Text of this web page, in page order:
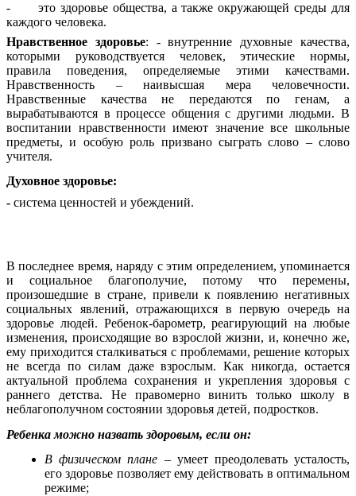
- это здоровье общества, а также окружающей среды для
каждого человека.
Нравственное здоровье: - внутренние духовные качества,
которыми руководствуется человек, этические нормы,
правила поведения, определяемые этими качествами.
Нравственность – наивысшая мера человечности.
Нравственные качества не передаются по генам, а
вырабатываются в процессе общения с другими людьми. В
воспитании нравственности имеют значение все школьные
предметы, и особую роль призвано сыграть слово – слово
учителя.
Духовное здоровье:
- система ценностей и убеждений.
В последнее время, наряду с этим определением, упоминается
и социальное благополучие, потому что перемены,
произошедшие в стране, привели к появлению негативных
социальных явлений, отражающихся в первую очередь на
здоровье людей. Ребенок-барометр, реагирующий на любые
изменения, происходящие во взрослой жизни, и, конечно же,
ему приходится сталкиваться с проблемами, решение которых
не всегда по силам даже взрослым. Как никогда, остается
актуальной проблема сохранения и укрепления здоровья с
раннего детства. Не правомерно винить только школу в
неблагополучном состоянии здоровья детей, подростков.
Ребенка можно назвать здоровым, если он:
В физическом плане – умеет преодолевать усталость,
его здоровье позволяет ему действовать в оптимальном
режиме;